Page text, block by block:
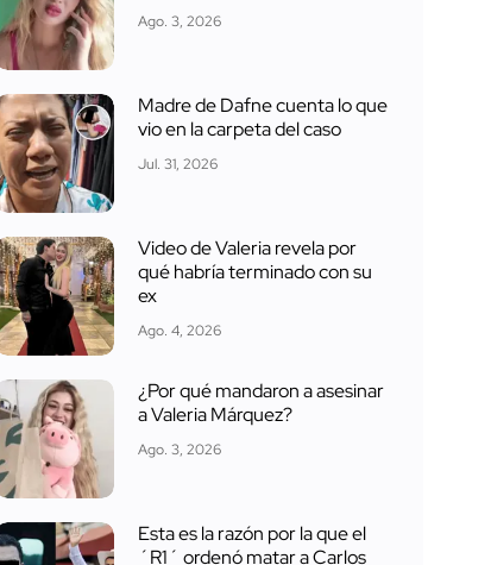
Ago. 3, 2026
Madre de Dafne cuenta lo que
vio en la carpeta del caso
Jul. 31, 2026
Video de Valeria revela por
qué habría terminado con su
ex
Ago. 4, 2026
¿Por qué mandaron a asesinar
a Valeria Márquez?
Ago. 3, 2026
Esta es la razón por la que el
´R1´ ordenó matar a Carlos